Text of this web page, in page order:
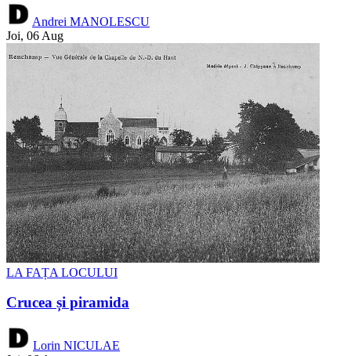
Andrei MANOLESCU
Joi, 06 Aug
LA FAȚA LOCULUI
Crucea și piramida
Lorin NICULAE